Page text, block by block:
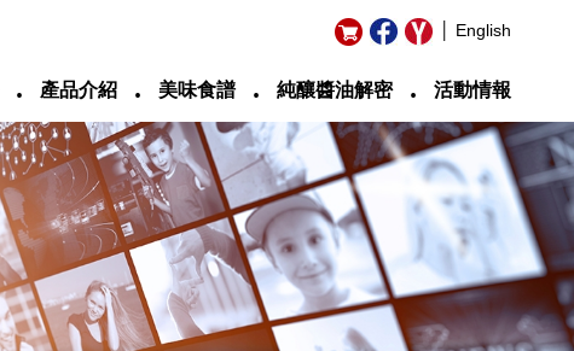
│ English
‧ 產品介紹 ‧ 美味食譜 ‧ 純釀醬油解密 ‧ 活動情報